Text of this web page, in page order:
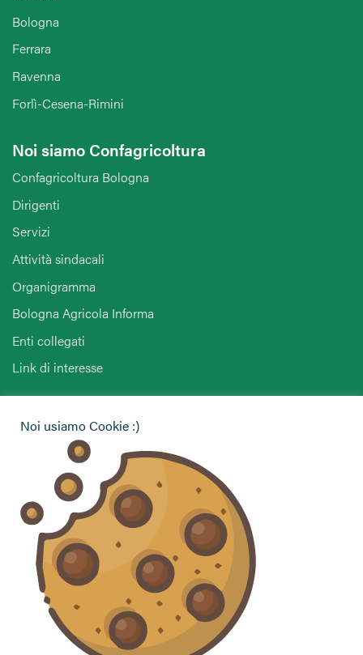
Bologna
Ferrara
Ravenna
Forlì-Cesena-Rimini
Noi siamo Confagricoltura
Confagricoltura Bologna
Dirigenti
Servizi
Attività sindacali
Organigramma
Bologna Agricola Informa
Enti collegati
Link di interesse
Vuoi contattarci per ricevere assistenza, lasciare un
commento o chiedere informazioni?
CONTATTACI
Seguici sui social
Noi usiamo Cookie :)